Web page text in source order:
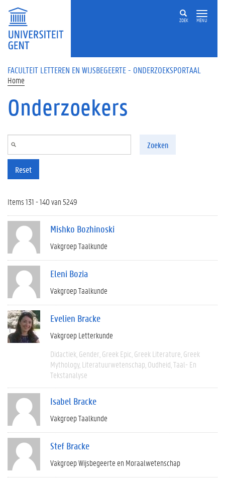
Overslaan en naar de inhoud gaan
ZOEK MENU
FACULTEIT LETTEREN EN WIJSBEGEERTE - ONDERZOEKSPORTAAL
Home
Onderzoekers
Zoeken
Reset
Items 131 - 140 van 5249
Mishko Bozhinoski
Vakgroep Taalkunde
Eleni Bozia
Vakgroep Taalkunde
Evelien Bracke
Vakgroep Letterkunde
Didactiek Gender Greek Epic Greek Literature Greek
Mythology Literatuurwetenschap Oudheid Taal- En
Tekstanalyse
Isabel Bracke
Vakgroep Taalkunde
Stef Bracke
Vakgroep Wijsbegeerte en Moraalwetenschap